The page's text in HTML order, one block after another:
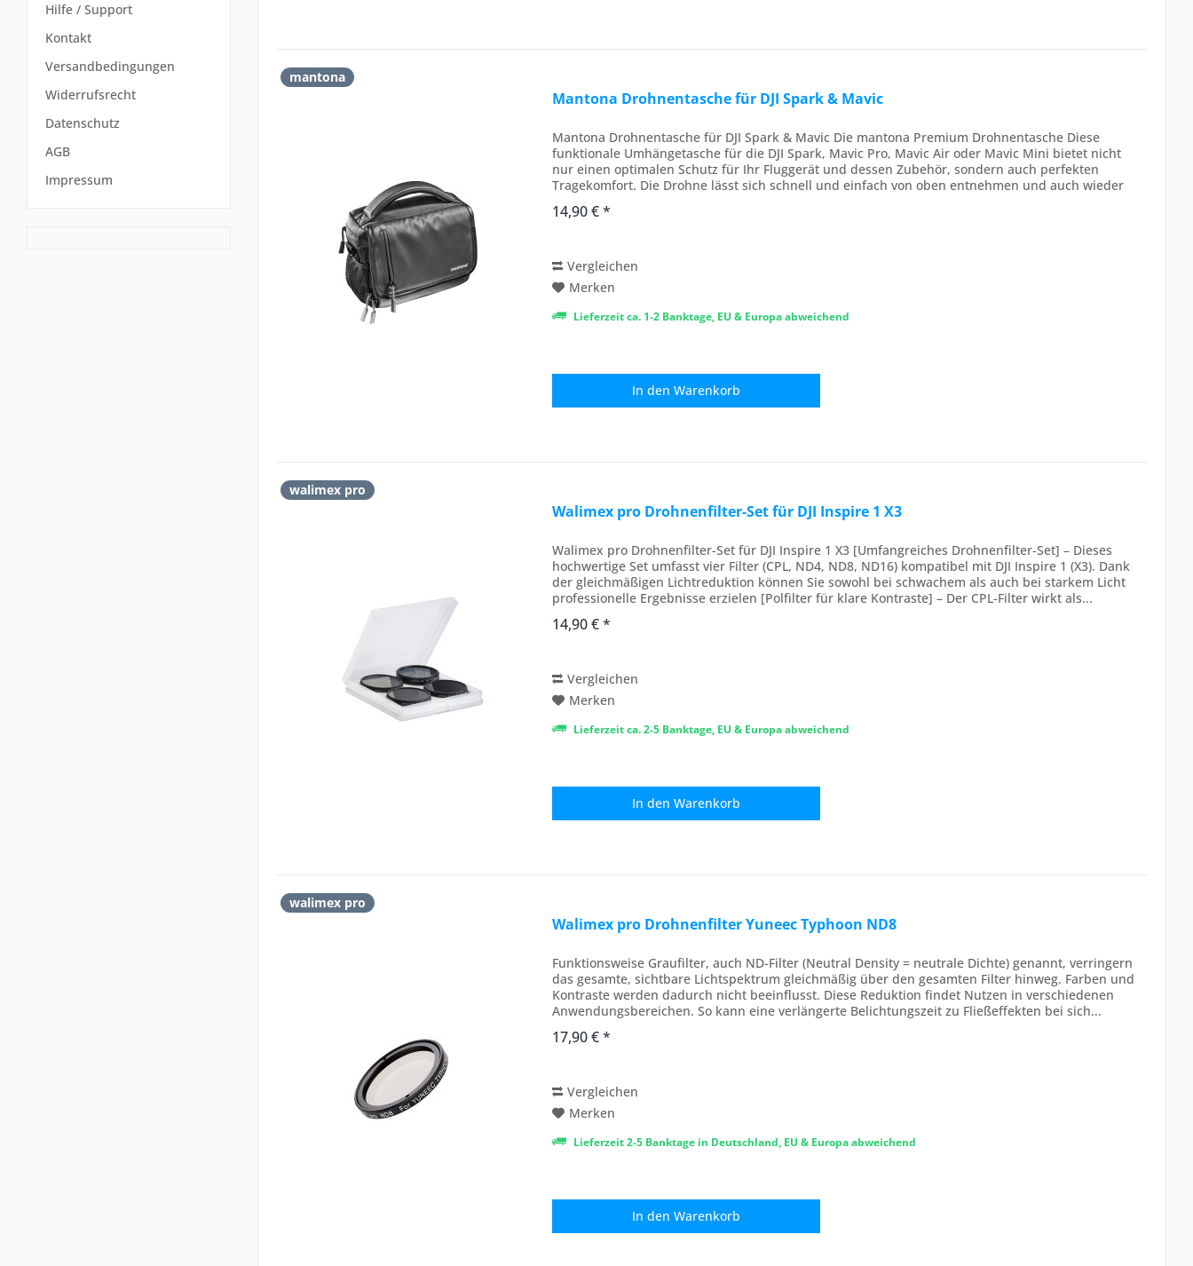
Hilfe / Support
Kontakt
Versandbedingungen
Widerrufsrecht
Datenschutz
AGB
Impressum
mantona
Mantona Drohnentasche für DJI Spark & Mavic
Mantona Drohnentasche für DJI Spark & Mavic Die mantona Premium Drohnentasche Diese
funktionale Umhängetasche für die DJI Spark, Mavic Pro, Mavic Air oder Mavic Mini bietet nicht
nur einen optimalen Schutz für Ihr Fluggerät und dessen Zubehör, sondern auch perfekten
Tragekomfort. Die Drohne lässt sich schnell und einfach von oben entnehmen und auch wieder
14,90 € *
Vergleichen
Merken
Lieferzeit ca. 1-2 Banktage, EU & Europa abweichend
In den Warenkorb
walimex pro
Walimex pro Drohnenfilter-Set für DJI Inspire 1 X3
Walimex pro Drohnenfilter-Set für DJI Inspire 1 X3 [Umfangreiches Drohnenfilter-Set] – Dieses
hochwertige Set umfasst vier Filter (CPL, ND4, ND8, ND16) kompatibel mit DJI Inspire 1 (X3). Dank
der gleichmäßigen Lichtreduktion können Sie sowohl bei schwachem als auch bei starkem Licht
professionelle Ergebnisse erzielen [Polfilter für klare Kontraste] – Der CPL-Filter wirkt als...
14,90 € *
Vergleichen
Merken
Lieferzeit ca. 2-5 Banktage, EU & Europa abweichend
In den Warenkorb
walimex pro
Walimex pro Drohnenfilter Yuneec Typhoon ND8
Funktionsweise Graufilter, auch ND-Filter (Neutral Density = neutrale Dichte) genannt, verringern
das gesamte, sichtbare Lichtspektrum gleichmäßig über den gesamten Filter hinweg. Farben und
Kontraste werden dadurch nicht beeinflusst. Diese Reduktion findet Nutzen in verschiedenen
Anwendungsbereichen. So kann eine verlängerte Belichtungszeit zu Fließeffekten bei sich...
17,90 € *
Vergleichen
Merken
Lieferzeit 2-5 Banktage in Deutschland, EU & Europa abweichend
In den Warenkorb